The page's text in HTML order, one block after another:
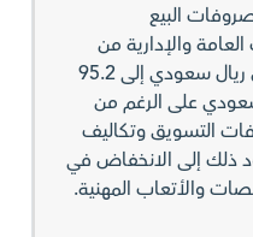
البيع
والإدارية من
123.8 مليون ريال سعودي إلى 95.2
على الرغم من
التسويق وتكاليف
ذلك إلى الانخفاض في
والأتعاب المهنية.